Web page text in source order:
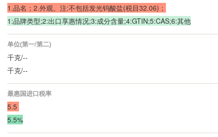
1.品名；2.外观。注:不包括发光钨酸盐(税目32.06)；
1:品牌类型;2:出口享惠情况;3:成分含量;4:GTIN;5:CAS;6:其他
单位(第一/第二)
千克/--
千克/--
最惠国进口税率
5.5
5.5%